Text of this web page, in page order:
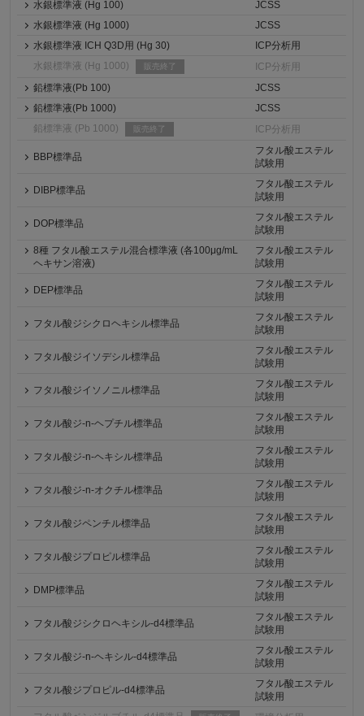
水銀標準液 (Hg 100)
JCSS
水銀標準液 (Hg 1000)
JCSS
水銀標準液 ICH Q3D用 (Hg 30)
ICP分析用
水銀標準液 (Hg 1000)
販売終了
ICP分析用
鉛標準液(Pb 100)
JCSS
鉛標準液(Pb 1000)
JCSS
鉛標準液 (Pb 1000)
販売終了 ICP分析用
BBP標準品
フタル酸エステル
試験用
DIBP標準品
フタル酸エステル
試験用
DOP標準品
フタル酸エステル
試験用
8種 フタル酸エステル混合標準液 (各100μg/mL
ヘキサン溶液)
フタル酸エステル
試験用
DEP標準品
フタル酸エステル
試験用
フタル酸ジシクロヘキシル標準品
フタル酸エステル
試験用
フタル酸ジイソデシル標準品
フタル酸エステル
試験用
フタル酸ジイソノニル標準品
フタル酸エステル
試験用
フタル酸ジ-n-ヘプチル標準品
フタル酸エステル
試験用
フタル酸ジ-n-ヘキシル標準品
フタル酸エステル
試験用
フタル酸ジ-n-オクチル標準品
フタル酸エステル
試験用
フタル酸ジペンチル標準品
フタル酸エステル
試験用
フタル酸ジプロピル標準品
フタル酸エステル
試験用
DMP標準品
フタル酸エステル
試験用
フタル酸ジシクロヘキシル-d4標準品
フタル酸エステル
試験用
フタル酸ジ-n-ヘキシル-d4標準品
フタル酸エステル
試験用
フタル酸ジプロピル-d4標準品
フタル酸エステル
試験用